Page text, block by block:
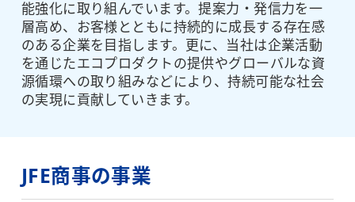
能強化に取り組んでいます。提案力・発信力を一
層高め、お客様とともに持続的に成長する存在感
のある企業を目指します。更に、当社は企業活動
を通じたエコプロダクトの提供やグローバルな資
源循環への取り組みなどにより、持続可能な社会
の実現に貢献していきます。
JFE商事の事業